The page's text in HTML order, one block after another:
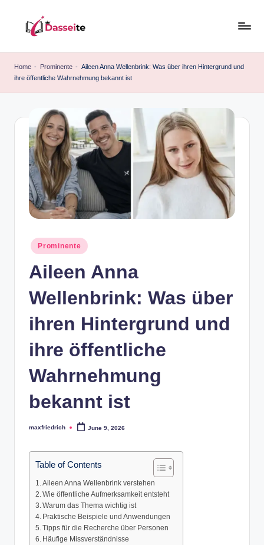
content
a
e
Home - Prominente - Aileen Anna Wellenbrink: Was über ihren Hintergrund und
ihre öffentliche Wahrnehmung bekannt ist
Posted
in
Prominente
Aileen Anna
Wellenbrink: Was über
ihren Hintergrund und
ihre öffentliche
Wahrnehmung
bekannt ist
Posted
maxfriedrich June 9, 2026
Table of Contents
Aileen Anna Wellenbrink verstehen
Wie öffentliche Aufmerksamkeit entsteht
Warum das Thema wichtig ist
Praktische Beispiele und Anwendungen
Tipps für die Recherche über Personen
Häufige Missverständnisse